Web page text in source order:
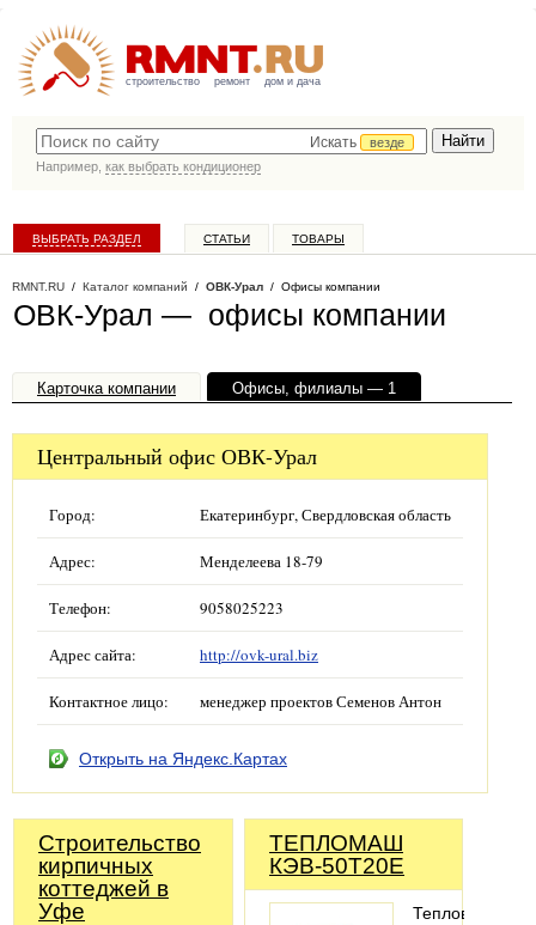
строительство ремонт дом и дача
Искать
везде
Например, как выбрать кондиционер
ВЫБРАТЬ РАЗДЕЛ СТАТЬИ ТОВАРЫ
RMNT.RU / Каталог компаний / ОВК-Урал / Офисы компании
ОВК-Урал — офисы компании
Карточка компании Офисы, филиалы — 1
Центральный офис ОВК-Урал
Город: Екатеринбург, Свердловская область
Адрес: Менделеева 18-79
Телефон: 9058025223
Адрес сайта: http://ovk-ural.biz
Контактное лицо: менеджер проектов Семенов Антон
Открыть на Яндекс.Картах
Строительство
кирпичных
коттеджей в
Уфе
ТЕПЛОМАШ
КЭВ-50Т20Е